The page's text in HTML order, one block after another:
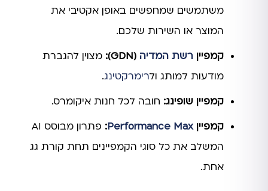
משתמשים שמחפשים באופן אקטיבי את
המוצר או השירות שלכם.
קמפיין רשת המדיה (GDN):
מצוין להגברת
מודעות למותג ולרימרקטינג.
קמפיין שופינג: חובה לכל חנות איקומרס.
קמפייןPerformance Max
:
פתרון מבוסס AI
המשלב את כל סוגי הקמפיינים תחת קורת גג
אחת.